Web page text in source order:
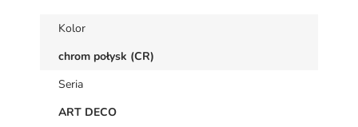
Kolor
chrom połysk (CR)
Seria
ART DECO